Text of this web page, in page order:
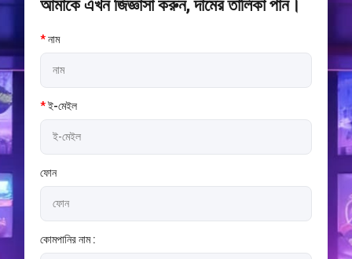
আমাকে এখন জিজ্ঞাসা করুন, দামের তালিকা পান।
*নাম
*ই-মেইল
ফোন
কোমপানির নাম :